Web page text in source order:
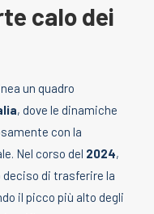
calo dei
un quadro
, dove le dinamiche
con la
Nel corso del 2024,
deciso di trasferire la
il picco più alto degli